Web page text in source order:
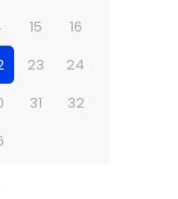
15
16
23
24
31
32